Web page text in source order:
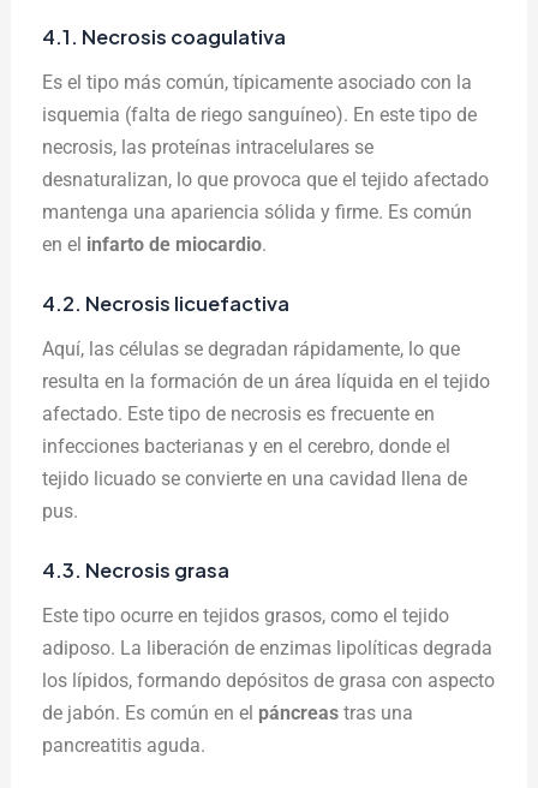
4.1. Necrosis coagulativa
Es el tipo más común, típicamente asociado con la
isquemia (falta de riego sanguíneo). En este tipo de
necrosis, las proteínas intracelulares se
desnaturalizan, lo que provoca que el tejido afectado
mantenga una apariencia sólida y firme. Es común
en el infarto de miocardio.
4.2. Necrosis licuefactiva
Aquí, las células se degradan rápidamente, lo que
resulta en la formación de un área líquida en el tejido
afectado. Este tipo de necrosis es frecuente en
infecciones bacterianas y en el cerebro, donde el
tejido licuado se convierte en una cavidad llena de
pus.
4.3. Necrosis grasa
Este tipo ocurre en tejidos grasos, como el tejido
adiposo. La liberación de enzimas lipolíticas degrada
los lípidos, formando depósitos de grasa con aspecto
de jabón. Es común en el páncreas tras una
pancreatitis aguda.